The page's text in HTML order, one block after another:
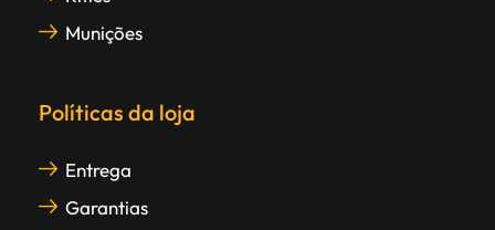
Munições
Políticas da loja
Entrega
Garantias